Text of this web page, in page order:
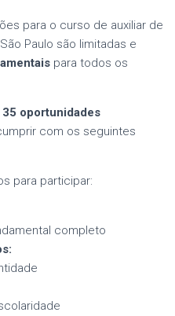
para o curso de auxiliar de
Paulo são limitadas e
para todos os
35 oportunidades
com os seguintes
para participar:
completo